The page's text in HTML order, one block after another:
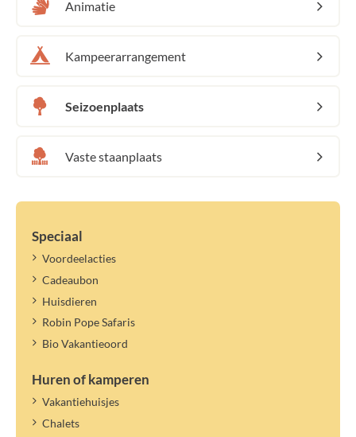
Animatie
Kampeerarrangement
Seizoenplaats
Vaste staanplaats
Speciaal
Voordeelacties
Cadeaubon
Huisdieren
Robin Pope Safaris
Bio Vakantieoord
Huren of kamperen
Vakantiehuisjes
Chalets